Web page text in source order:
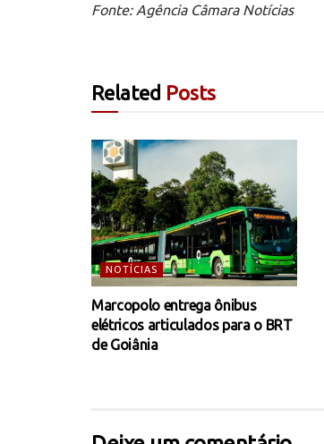
Fonte: Agência Câmara Notícias
Related Posts
NOTÍCIAS
Marcopolo entrega ônibus
elétricos articulados para o BRT
de Goiânia